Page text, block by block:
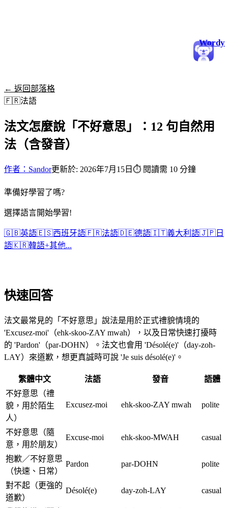
Wordy
← 返回部落格
🇫🇷法語
法文怎麼說「不好意思」：12 句自然用
法（含發音）
作者：Sandor更新於: 2026年7月15日 ⏱ 閱讀需 10 分鐘
準備好學習了嗎?
選擇語言開始學習!
🇬🇧英語🇪🇸西班牙語🇫🇷法語🇩🇪德語🇮🇹義大利語🇯🇵 日
語🇰🇷韓語+其他...
快速回答
法文最常見的「不好意思」說法是用於正式禮貌情境的
'Excusez-moi'（ehk-skoo-ZAY mwah），以及日常快速打擾時
的 'Pardon'（par-DOHN）。法文也會用 'Désolé(e)'（day-zoh-
LAY）來道歉，想更真誠時可說 'Je suis désolé(e)'。
繁體中文 法語 發音
語體
不好意思（禮
貌，用於陌生
人）
Excusez-moi ehk-skoo-ZAY mwah polite
不好意思（隨
意，用於朋友）
Excuse-moi ehk-skoo-MWAH casual
抱歉／不好意思
（快速、日常）
Pardon par-DOHN polite
對不起（更強的
道歉）
Désolé(e) day-zoh-LAY casual